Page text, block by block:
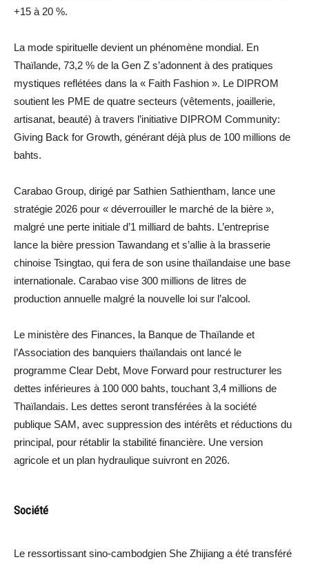
+15 à 20 %.
La mode spirituelle devient un phénomène mondial. En
Thaïlande, 73,2 % de la Gen Z s’adonnent à des pratiques
mystiques reflétées dans la « Faith Fashion ». Le DIPROM
soutient les PME de quatre secteurs (vêtements, joaillerie,
artisanat, beauté) à travers l’initiative DIPROM Community:
Giving Back for Growth, générant déjà plus de 100 millions de
bahts.
Carabao Group, dirigé par Sathien Sathientham, lance une
stratégie 2026 pour « déverrouiller le marché de la bière »,
malgré une perte initiale d’1 milliard de bahts. L’entreprise
lance la bière pression Tawandang et s’allie à la brasserie
chinoise Tsingtao, qui fera de son usine thaïlandaise une base
internationale. Carabao vise 300 millions de litres de
production annuelle malgré la nouvelle loi sur l’alcool.
Le ministère des Finances, la Banque de Thaïlande et
l’Association des banquiers thaïlandais ont lancé le
programme Clear Debt, Move Forward pour restructurer les
dettes inférieures à 100 000 bahts, touchant 3,4 millions de
Thaïlandais. Les dettes seront transférées à la société
publique SAM, avec suppression des intérêts et réductions du
principal, pour rétablir la stabilité financière. Une version
agricole et un plan hydraulique suivront en 2026.
Société
Le ressortissant sino-cambodgien She Zhijiang a été transféré